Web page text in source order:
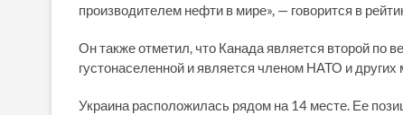
производителем нефти в мире», — говорится в
Он также отметил, что Канада является второй по
густонаселенной и является членом НАТО и
Украина расположилась рядом на 14 месте. Ее